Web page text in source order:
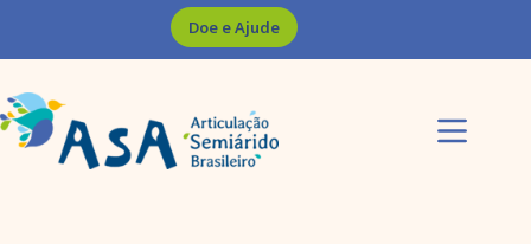
Doe e Ajude